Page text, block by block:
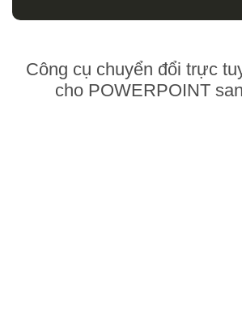
Công cụ chuyển đổi trực
cho POWERPOINT